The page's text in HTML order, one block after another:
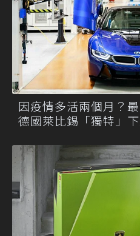
因疫情多活兩個月？
德國萊比錫「獨特」